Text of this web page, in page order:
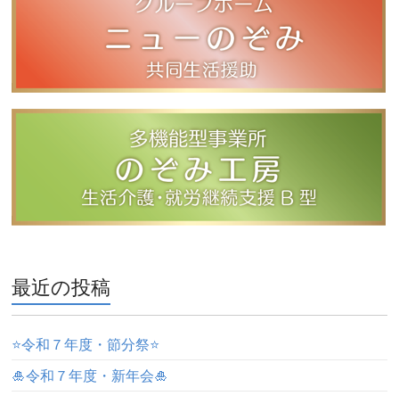
最近の投稿
⭐️令和７年度・節分祭⭐️
🎍令和７年度・新年会🎍